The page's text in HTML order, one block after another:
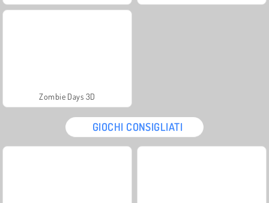
Zombie Days 3D
GIOCHI CONSIGLIATI